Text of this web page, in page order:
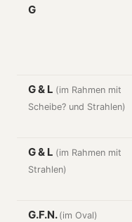
G
G & L (im Rahmen mit
Scheibe? und Strahlen)
G & L (im Rahmen mit
Strahlen)
G.F.N. (im Oval)